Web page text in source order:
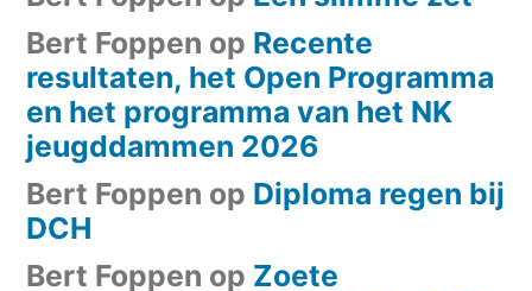
Bert Foppen op Recente
resultaten, het Open Programma
en het programma van het NK
jeugddammen 2026
Bert Foppen op Diploma regen bij
DCH
Bert Foppen op Zoete